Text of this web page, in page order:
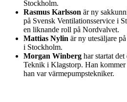
Stockholm.
Rasmus Karlsson är ny
på Svensk Ventilationsservice i
en liknande roll på Nordvalvet.
Mattias Nylin är ny utesäljare
i Stockholm.
Morgan Winberg har startat
Teknik i Klagstorp. Han kommer
han var värmepumpstekniker.